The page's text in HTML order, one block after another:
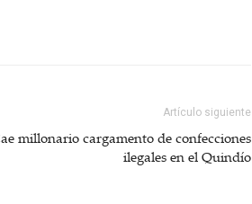
Artículo siguiente
millonario cargamento de confecciones
ilegales en el Quindío